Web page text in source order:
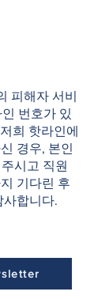
피해자 서비
번호가 있
희 핫라인에
경우, 본인
시고 직원
기다린 후
사합니다.